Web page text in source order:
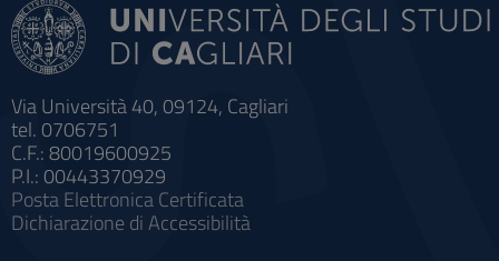
Via Università 40, 09124, Cagliari
tel. 0706751
C.F.: 80019600925
P.I.: 00443370929
Posta Elettronica Certificata
Dichiarazione di Accessibilità